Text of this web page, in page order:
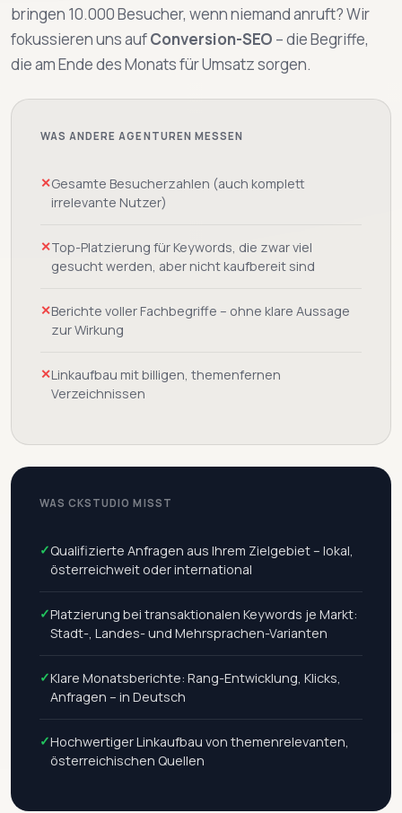
bringen 10.000 Besucher, wenn niemand anruft? Wir
fokussieren uns aufConversion-SEO – die Begriffe,
die am Ende des Monats für Umsatz sorgen.
WAS ANDERE AGENTUREN MESSEN
✕Gesamte Besucherzahlen (auch komplett
irrelevante Nutzer)
✕Top-Platzierung für Keywords, die zwar viel
gesucht werden, aber nicht kaufbereit sind
✕Berichte voller Fachbegriffe – ohne klare Aussage
zur Wirkung
✕Linkaufbau mit billigen, themenfernen
Verzeichnissen
WAS CKSTUDIO MISST
✓Qualifizierte Anfragen aus Ihrem Zielgebiet – lokal,
österreichweit oder international
✓Platzierung bei transaktionalen Keywords je Markt:
Stadt-, Landes- und Mehrsprachen-Varianten
✓Klare Monatsberichte: Rang-Entwicklung, Klicks,
Anfragen – in Deutsch
✓Hochwertiger Linkaufbau von themenrelevanten,
österreichischen Quellen